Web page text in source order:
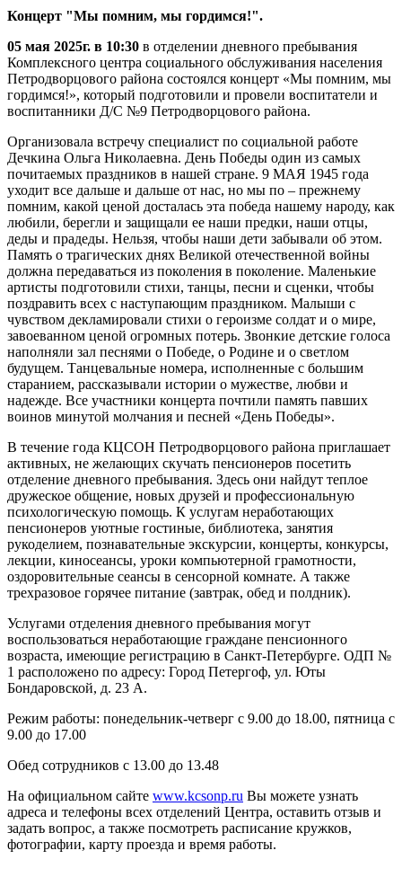
Концерт "Мы помним, мы гордимся!".
05 мая 2025г. в 10:30 в отделении дневного пребывания
Комплексного центра социального обслуживания населения
Петродворцового района состоялся концерт «Мы помним, мы
гордимся!», который подготовили и провели воспитатели и
воспитанники Д/С №9 Петродворцового района.
Организовала встречу специалист по социальной работе
Дечкина Ольга Николаевна. День Победы один из самых
почитаемых праздников в нашей стране. 9 МАЯ 1945 года
уходит все дальше и дальше от нас, но мы по – прежнему
помним, какой ценой досталась эта победа нашему народу, как
любили, берегли и защищали ее наши предки, наши отцы,
деды и прадеды. Нельзя, чтобы наши дети забывали об этом.
Память о трагических днях Великой отечественной войны
должна передаваться из поколения в поколение. Маленькие
артисты подготовили стихи, танцы, песни и сценки, чтобы
поздравить всех с наступающим праздником. Малыши с
чувством декламировали стихи о героизме солдат и о мире,
завоеванном ценой огромных потерь. Звонкие детские голоса
наполняли зал песнями о Победе, о Родине и о светлом
будущем. Танцевальные номера, исполненные с большим
старанием, рассказывали истории о мужестве, любви и
надежде. Все участники концерта почтили память павших
воинов минутой молчания и песней «День Победы».
В течение года КЦСОН Петродворцового района приглашает
активных, не желающих скучать пенсионеров посетить
отделение дневного пребывания. Здесь они найдут теплое
дружеское общение, новых друзей и профессиональную
психологическую помощь. К услугам неработающих
пенсионеров уютные гостиные, библиотека, занятия
рукоделием, познавательные экскурсии, концерты, конкурсы,
лекции, киносеансы, уроки компьютерной грамотности,
оздоровительные сеансы в сенсорной комнате. А также
трехразовое горячее питание (завтрак, обед и полдник).
Услугами отделения дневного пребывания могут
воспользоваться неработающие граждане пенсионного
возраста, имеющие регистрацию в Санкт-Петербурге. ОДП №
1 расположено по адресу: Город Петергоф, ул. Юты
Бондаровской, д. 23 А.
Режим работы: понедельник-четверг с 9.00 до 18.00, пятница с
9.00 до 17.00
Обед сотрудников с 13.00 до 13.48
На официальном сайте www.kcsonp.ru Вы можете узнать
адреса и телефоны всех отделений Центра, оставить отзыв и
задать вопрос, а также посмотреть расписание кружков,
фотографии, карту проезда и время работы.